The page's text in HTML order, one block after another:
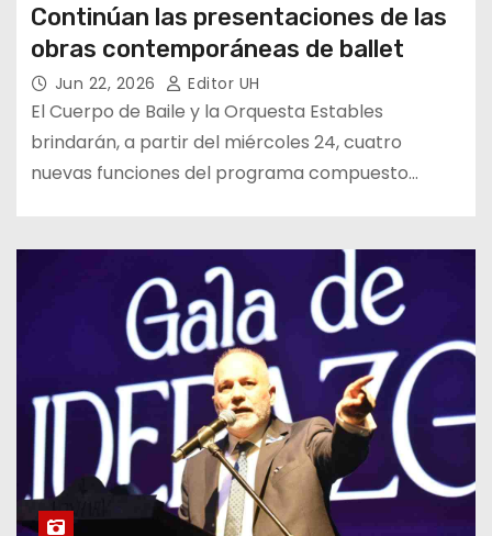
Continúan las presentaciones de las
obras contemporáneas de ballet
Jun 22, 2026 Editor UH
El Cuerpo de Baile y la Orquesta Estables
brindarán, a partir del miércoles 24, cuatro
nuevas funciones del programa compuesto…